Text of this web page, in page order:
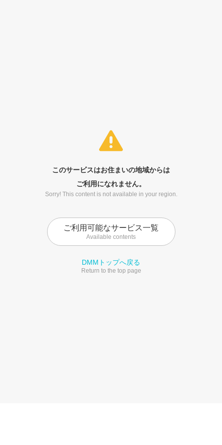
このサービスはお住まいの地域からは
ご利用になれません。
Sorry! This content is not available in your region.
ご利用可能なサービス一覧
Available contents
DMMトップへ戻る
Return to the top page